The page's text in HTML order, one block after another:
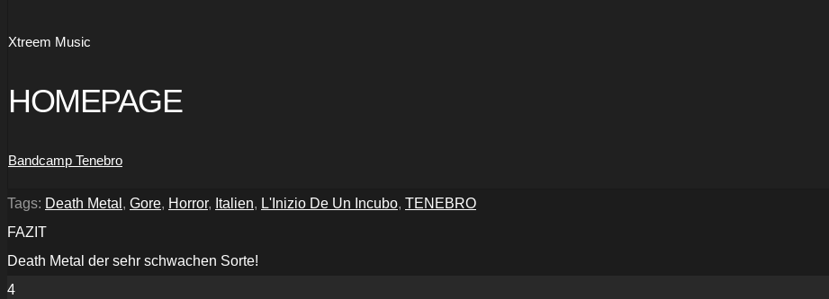
Xtreem Music
HOMEPAGE
Bandcamp Tenebro
Tags: Death Metal , Gore, Horror, Italien, L'Inizio De Un Incubo, TENEBRO
FAZIT
Death Metal der sehr schwachen Sorte!
4